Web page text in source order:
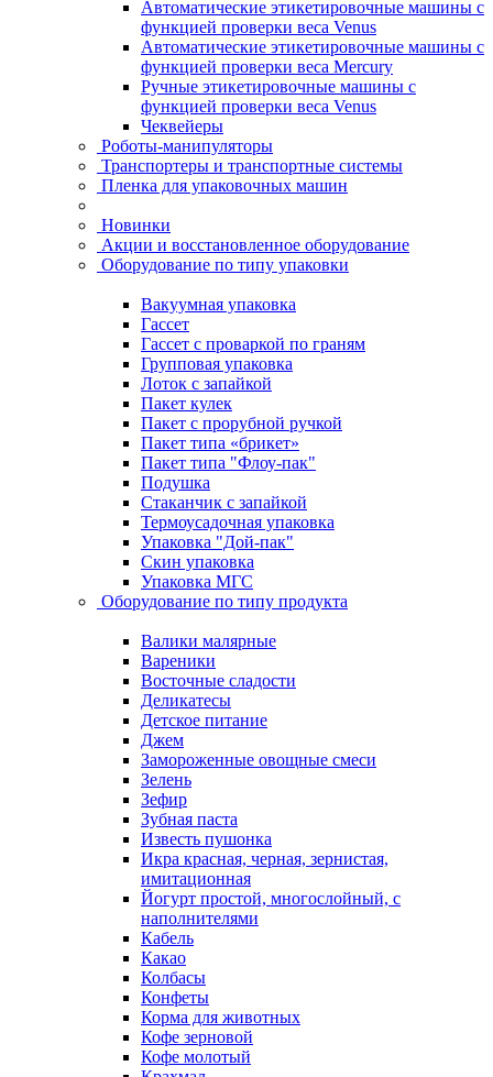
Автоматические этикетировочные машины с
функцией проверки веса Venus
Автоматические этикетировочные машины с
функцией проверки веса Mercury
Ручные этикетировочные машины с
функцией проверки веса Venus
Чеквейеры
Роботы-манипуляторы
Транспортеры и транспортные системы
Пленка для упаковочных машин
Новинки
Акции и восстановленное оборудование
Оборудование по типу упаковки
Вакуумная упаковка
Гассет
Гассет с проваркой по граням
Групповая упаковка
Лоток с запайкой
Пакет кулек
Пакет с прорубной ручкой
Пакет типа «брикет»
Пакет типа "Флоу-пак"
Подушка
Стаканчик с запайкой
Термоусадочная упаковка
Упаковка "Дой-пак"
Скин упаковка
Упаковка МГС
Оборудование по типу продукта
Валики малярные
Вареники
Восточные сладости
Деликатесы
Детское питание
Джем
Замороженные овощные смеси
Зелень
Зефир
Зубная паста
Известь пушонка
Икра красная, черная, зернистая,
имитационная
Йогурт простой, многослойный, с
наполнителями
Кабель
Какао
Колбасы
Конфеты
Корма для животных
Кофе зерновой
Кофе молотый